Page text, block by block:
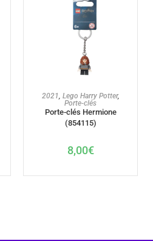
AJOUTER AU PANIER
2021, Lego Harry Potter,
Porte-clés
Porte-clés Hermione
(854115)
8,00€